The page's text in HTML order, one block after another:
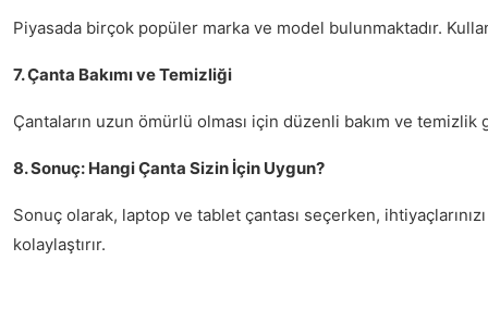
Piyasada birçok popüler marka ve model bulunmaktadır.
7. Çanta Bakımı ve Temizliği
Çantaların uzun ömürlü olması için düzenli bakım ve
8. Sonuç: Hangi Çanta Sizin İçin Uygun?
Sonuç olarak, laptop ve tablet çantası seçerken,
kolaylaştırır.